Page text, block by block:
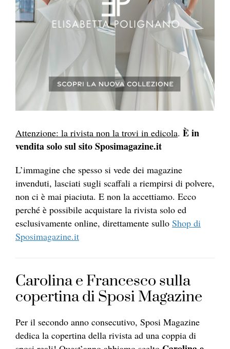
Attenzione: la rivista non la trovi in edicola. È in
vendita solo sul sito Sposimagazine.it
L’immagine che spesso si vede dei magazine
invenduti, lasciati sugli scaffali a riempirsi di polvere,
non ci è mai piaciuta. E non la accettiamo. Ecco
perché è possibile acquistare la rivista solo ed
esclusivamente online, direttamente sullo Shop di
Sposimagazine.it
Carolina e Francesco sulla
copertina di Sposi Magazine
Per il secondo anno consecutivo, Sposi Magazine
dedica la copertina della rivista ad una coppia di